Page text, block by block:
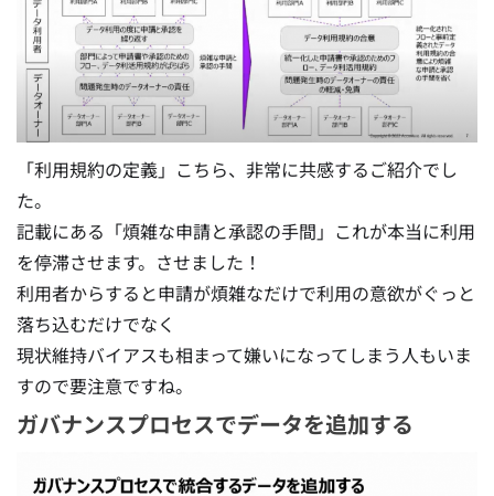
「利用規約の定義」こちら、非常に共感するご紹介でし
た。
記載にある「煩雑な申請と承認の手間」これが本当に利用
を停滞させます。させました！
利用者からすると申請が煩雑なだけで利用の意欲がぐっと
落ち込むだけでなく
現状維持バイアスも相まって嫌いになってしまう人もいま
すので要注意ですね。
ガバナンスプロセスでデータを追加する